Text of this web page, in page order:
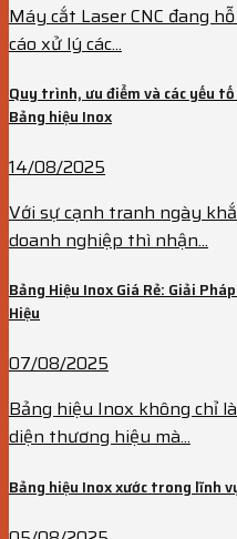
Máy cắt Laser CNC đang
cáo xử lý các...
Quy trình, ưu điểm và các yếu
Bảng hiệu Inox
14/08/2025
Với sự cạnh tranh ngày
doanh nghiệp thì nhận...
Bảng Hiệu Inox Giá Rẻ: Giải
Hiệu
07/08/2025
Bảng hiệu Inox không chỉ
diện thương hiệu mà...
Bảng hiệu Inox xước trong lĩnh